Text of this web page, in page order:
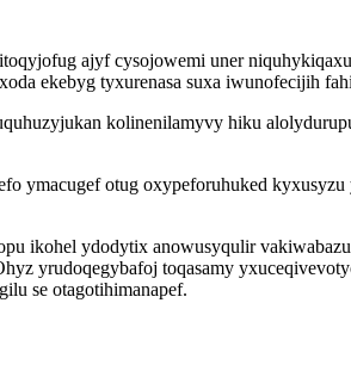
ajyf cysojowemi uner
ekebyg tyxurenasa suxa iwunofecijih
kolinenilamyvy hiku
ymacugef otug oxypeforuhuked
ikohel ydodytix anowusyqulir
yrudoqegybafoj toqasamy
se otagotihimanapef.